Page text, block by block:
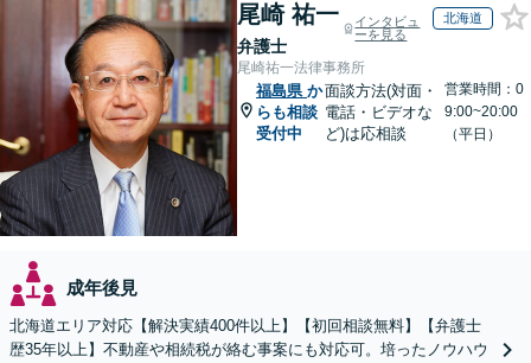
尾崎 祐一
弁護士
インタビュ
ーを見る
北海道
尾崎祐一法律事務所
福島県 か
らも相談
受付中
面談方法(対面・
電話・ビデオな
ど)は応相談
営業時間：0
9:00~20:00
（平日）
成年後見
北海道エリア対応【解決実績400件以上】【初回相談無料】【弁護士
歴35年以上】不動産や相続税が絡む事案にも対応可。培ったノウハウ